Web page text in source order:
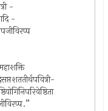
-
-